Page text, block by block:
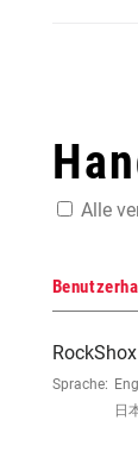
Alle
Sprache:
日